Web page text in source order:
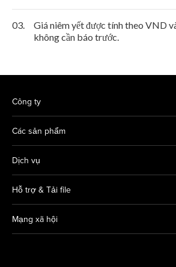
03.
Giá niêm yết được tính theo VND
không cần báo trước.
Công ty
Các sản phẩm
Dịch vụ
Hỗ trợ & Tải file
Mạng xã hội